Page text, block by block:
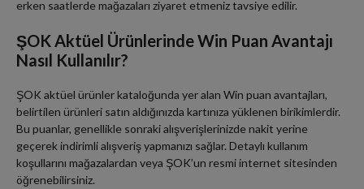
erken saatlerde mağazaları ziyaret etmeniz tavsiye edilir.
ŞOK Aktüel Ürünlerinde Win Puan Avantajı
Nasıl Kullanılır?
ŞOK aktüel ürünler kataloğunda yer alan Win puan avantajları,
belirtilen ürünleri satın aldığınızda kartınıza yüklenen birikimlerdir.
Bu puanlar, genellikle sonraki alışverişlerinizde nakit yerine
geçerek indirimli alışveriş yapmanızı sağlar. Detaylı kullanım
koşullarını mağazalardan veya ŞOK’un resmi internet sitesinden
öğrenebilirsiniz.